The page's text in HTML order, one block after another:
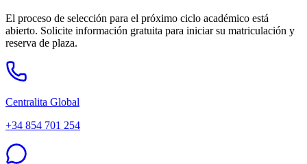
El proceso de selección para el próximo ciclo académico está
abierto. Solicite información gratuita para iniciar su matriculación y
reserva de plaza.
Centralita Global
+34 854 701 254